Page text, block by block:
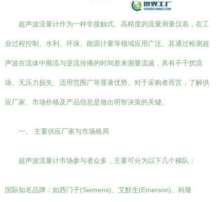
超声波流量计作为一种非接触式、高精度的流量测量仪表，在工
业过程控制、水利、环保、能源计量等领域应用广泛。其通过检测超
声波在流体中顺流与逆流传播的时间差来测量流速，具有不干扰流
场、无压力损失、适用范围广等显著优势。对于采购者而言，了解供
应厂家、市场价格及产品信息是做出明智决策的关键。
一、 主要供应厂家与市场格局
超声波流量计市场参与者众多，主要可分为以下几个梯队：
国际知名品牌：如西门子(Siemens)、艾默生(Emerson)、科隆